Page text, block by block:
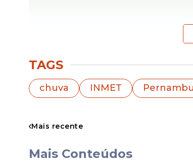
limite com outros estados do
As cidades são elas: Afrânio,
Lagoa Grande, Moreilândia,
TAGS
chuva INMET
Mais recente
Mais Conteúdos